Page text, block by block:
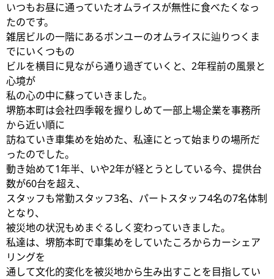
いつもお昼に通っていたオムライスが無性に食べたくなっ
たのです。
雑居ビルの一階にあるボンユーのオムライスに辿りつくま
でにいくつもの
ビルを横目に見ながら通り過ぎていくと、2年程前の風景と
心境が
私の心の中に蘇っていきました。
堺筋本町は会社四季報を握りしめて一部上場企業を事務所
から近い順に
訪ねていき車集めを始めた、私達にとって始まりの場所だ
ったのでした。
動き始めて1年半、いや2年が経とうとしている今、提供台
数が60台を超え、
スタッフも常勤スタッフ3名、パートスタッフ4名の7名体制
となり、
被災地の状況もめまぐるしく変わっていきました。
私達は、堺筋本町で車集めをしていたころからカーシェア
リングを
通して文化的変化を被災地から生み出すことを目指してい